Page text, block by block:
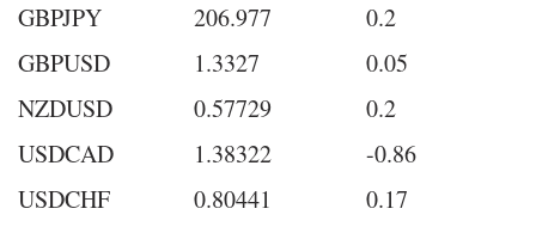
GBPJPY
206.977
0.2
GBPUSD
1.3327
0.05
NZDUSD
0.57729
0.2
USDCAD
1.38322
-0.86
USDCHF
0.80441
0.17